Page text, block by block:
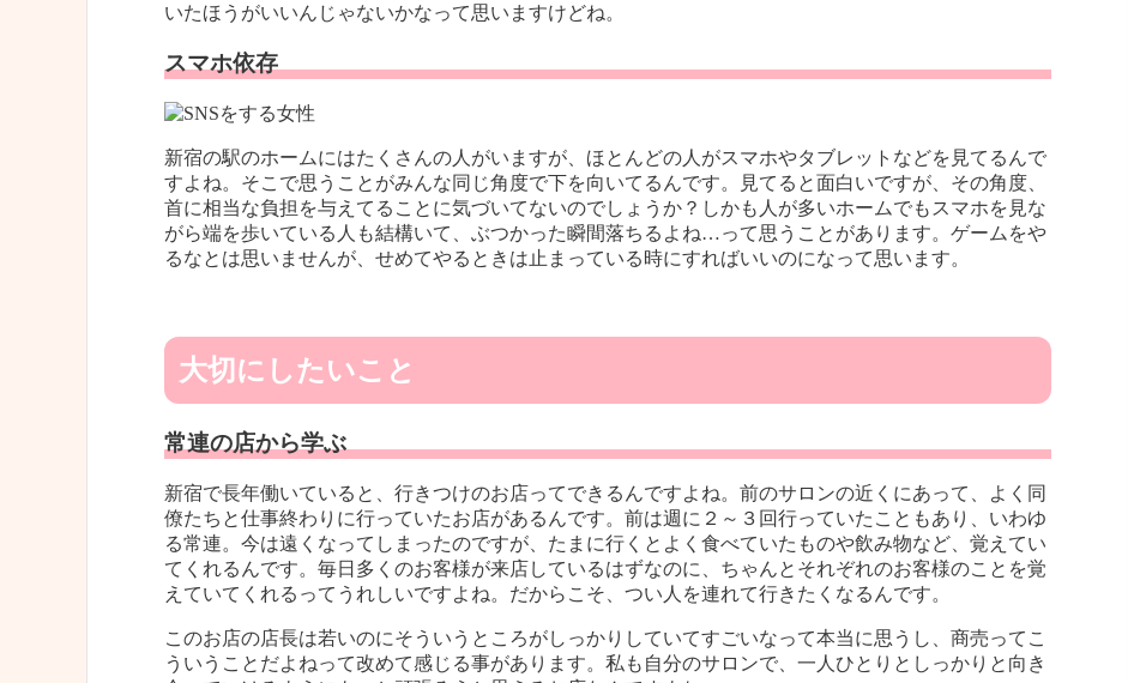
いたほうがいいんじゃないかなって思いますけどね。
スマホ依存
新宿の駅のホームにはたくさんの人がいますが、ほとんどの人がスマホやタブレットなどを見てるんで
すよね。そこで思うことがみんな同じ角度で下を向いてるんです。見てると面白いですが、その角度、
首に相当な負担を与えてることに気づいてないのでしょうか？しかも人が多いホームでもスマホを見な
がら端を歩いている人も結構いて、ぶつかった瞬間落ちるよね…って思うことがあります。ゲームをや
るなとは思いませんが、せめてやるときは止まっている時にすればいいのになって思います。
大切にしたいこと
常連の店から学ぶ
新宿で長年働いていると、行きつけのお店ってできるんですよね。前のサロンの近くにあって、よく同
僚たちと仕事終わりに行っていたお店があるんです。前は週に２～３回行っていたこともあり、いわゆ
る常連。今は遠くなってしまったのですが、たまに行くとよく食べていたものや飲み物など、覚えてい
てくれるんです。毎日多くのお客様が来店しているはずなのに、ちゃんとそれぞれのお客様のことを覚
えていてくれるってうれしいですよね。だからこそ、つい人を連れて行きたくなるんです。
このお店の店長は若いのにそういうところがしっかりしていてすごいなって本当に思うし、商売ってこ
ういうことだよねって改めて感じる事があります。私も自分のサロンで、一人ひとりとしっかりと向き